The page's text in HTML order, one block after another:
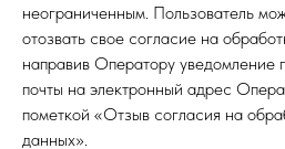
неограниченным. Пользователь
отозвать свое согласие на
направив Оператору уведомление
почты на электронный адрес
пометкой «Отзыв согласия на
данных».
Написать в MAX
Мы на связи! Напишите в MAX или
ответим через несколько минут!